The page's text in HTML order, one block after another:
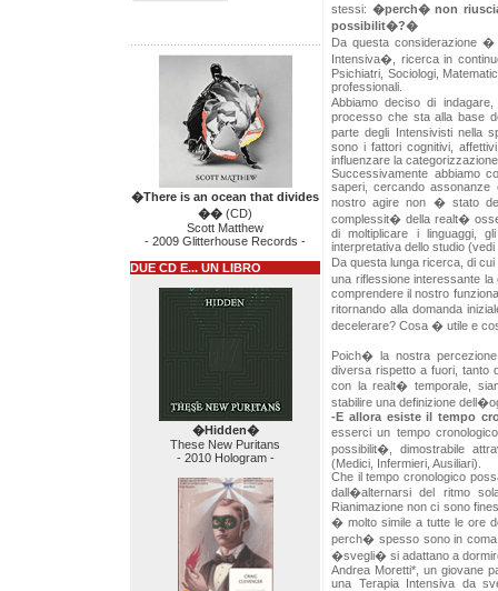
�There is an ocean that divides
�� (CD)
Scott Matthew
- 2009 Glitterhouse Records -
DUE CD E... UN LIBRO
�Hidden�
These New Puritans
- 2010 Hologram -
stessi: �perch� non
possibilit�?�
Da questa considerazione
Intensiva�, ricerca in
Psichiatri, Sociologi,
professionali.
Abbiamo deciso di
processo che sta alla base
parte degli Intensivisti nella
sono i fattori cognitivi,
influenzare la
Successivamente abbiamo
saperi, cercando assonanze
nostro agire non � stato
complessit� della realt�
di moltiplicare i linguaggi,
interpretativa dello studio
Da questa lunga ricerca, di
una riflessione interessante
comprendere il nostro
ritornando alla domanda
decelerare? Cosa � utile e
Poich� la nostra
diversa rispetto a fuori, tanto
con la realt� temporale,
stabilire una definizione
-E allora esiste il tempo
esserci un tempo
possibilit�, dimostrabile
(Medici, Infermieri, Ausiliari).
Che il tempo cronologico
dall�alternarsi del ritmo
Rianimazione non ci sono
� molto simile a tutte le ore
perch� spesso sono in
�svegli� si adattano a
Andrea Moretti*, un giovane
una Terapia Intensiva da